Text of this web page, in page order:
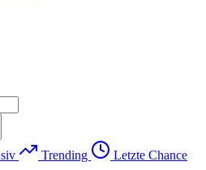
Trending
Letzte Chance